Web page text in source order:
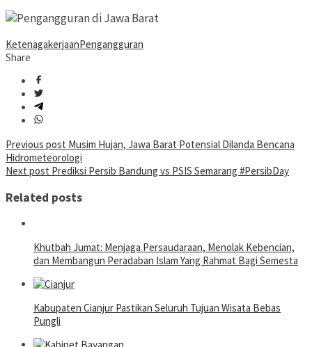
KetenagakerjaanPengangguran
Share
Post
navigation
Previous post Musim Hujan, Jawa Barat Potensial Dilanda Bencana
Hidrometeorologi
Next post Prediksi Persib Bandung vs PSIS Semarang #PersibDay
Related posts
Khutbah Jumat: Menjaga Persaudaraan, Menolak Kebencian,
dan Membangun Peradaban Islam Yang Rahmat Bagi Semesta
Kabupaten Cianjur Pastikan Seluruh Tujuan Wisata Bebas
Pungli